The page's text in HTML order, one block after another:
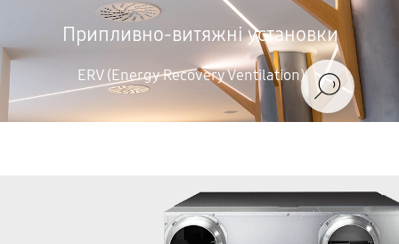
ERV (Energy Recovery Ventilation)
Припливно-витяжні установки